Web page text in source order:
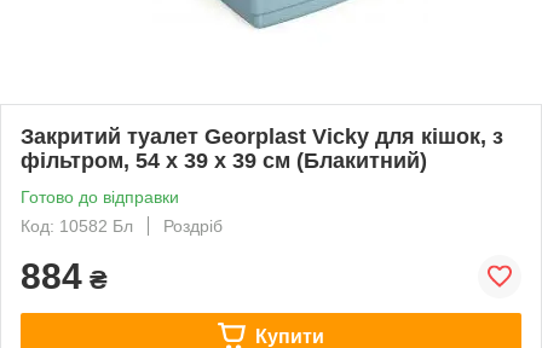
Закритий туалет Georplast Vicky для кішок, з
фільтром, 54 x 39 x 39 см (Блакитний)
Готово до відправки
Код: 10582 Бл
Роздріб
884 ₴
Купити